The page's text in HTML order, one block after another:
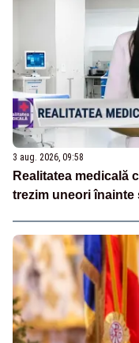
3 aug. 2026, 09:58
Realitatea medicală
trezim uneori înainte